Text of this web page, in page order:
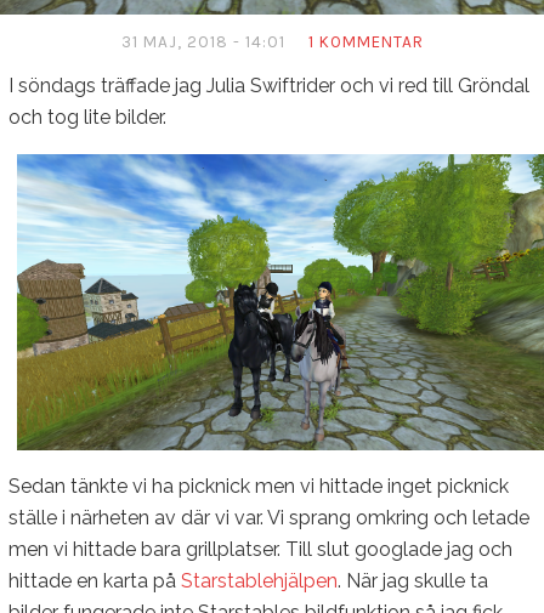
31 MAJ, 2018 - 14:01 1 KOMMENTAR
I söndags träffade jag Julia Swiftrider och vi red till Gröndal
och tog lite bilder.
Sedan tänkte vi ha picknick men vi hittade inget picknick
ställe i närheten av där vi var. Vi sprang omkring och letade
men vi hittade bara grillplatser. Till slut googlade jag och
hittade en karta på Starstablehjälpen. När jag skulle ta